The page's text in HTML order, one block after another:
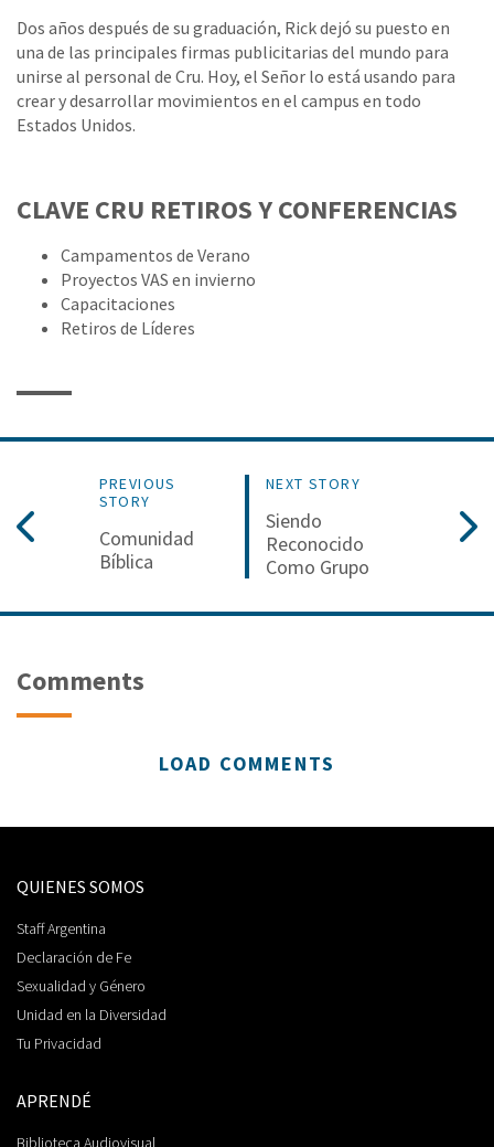
Dos años después de su graduación, Rick dejó su puesto en
una de las principales firmas publicitarias del mundo para
unirse al personal de Cru. Hoy, el Señor lo está usando para
crear y desarrollar movimientos en el campus en todo
Estados Unidos.
CLAVE CRU RETIROS Y CONFERENCIAS
Campamentos de Verano
Proyectos VAS en invierno
Capacitaciones
Retiros de Líderes
PREVIOUS
STORY
Comunidad
Bíblica
NEXT STORY
Siendo
Reconocido
Como Grupo
Comments
LOAD COMMENTS
QUIENES SOMOS
Staff Argentina
Declaración de Fe
Sexualidad y Género
Unidad en la Diversidad
Tu Privacidad
APRENDÉ
Biblioteca Audiovisual